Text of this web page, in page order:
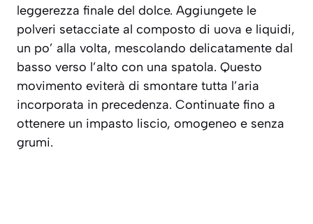
leggerezza finale del dolce. Aggiungete le
polveri setacciate al composto di uova e liquidi,
un po’ alla volta, mescolando delicatamente dal
basso verso l’alto con una spatola. Questo
movimento eviterà di smontare tutta l’aria
incorporata in precedenza. Continuate fino a
ottenere un impasto liscio, omogeneo e senza
grumi.